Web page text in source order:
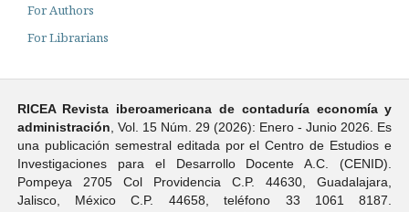
For Authors
For Librarians
RICEA Revista iberoamericana de contaduría economí­a y
administración , Vol. 15 Núm. 29 (2026): Enero - Junio 2026. Es
una publicación semestral editada por el Centro de Estudios e
Investigaciones para el Desarrollo Docente A.C. (CENID).
Pompeya 2705 Col Providencia C.P. 44630, Guadalajara,
Jalisco, México C.P. 44658, teléfono 33 1061 8187.